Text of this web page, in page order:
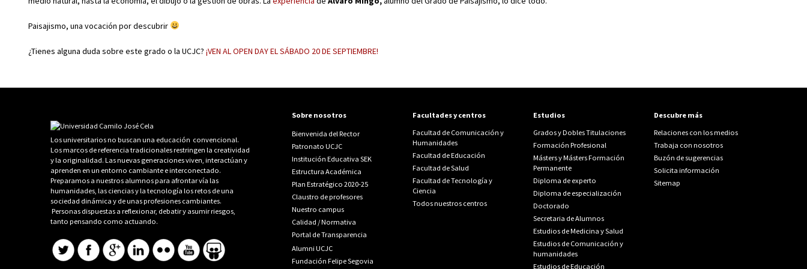
Paisajismo, una vocación por descubrir
¿Tienes alguna duda sobre este grado o la UCJC? ¡VEN AL OPEN DAY EL SÁBADO 20 DE SEPTIEMBRE!
Los universitarios no buscan una educación convencional.
Los marcos de referencia tradicionales restringen la creatividad
y la originalidad. Las nuevas generaciones viven, interactúan y
aprenden en un entorno cambiante e interconectado.
Preparamos a nuestros alumnos para afrontar vía las
humanidades, las ciencias y la tecnología los retos de una
sociedad dinámica y de unas profesiones cambiantes.
Personas dispuestas a reflexionar, debatir y asumir riesgos,
tanto pensando como actuando.
Sobre nosotros
Bienvenida del Rector
Patronato UCJC
Institución Educativa SEK
Estructura Académica
Plan Estratégico 2020-25
Claustro de profesores
Nuestro campus
Calidad /Normativa
Portal de Transparencia
Alumni UCJC
Fundación Felipe Segovia
Facultades y centros
Facultad de Comunicación y
Humanidades
Facultad de Educación
Facultad de Salud
Facultad de Tecnología y
Ciencia
Todos nuestros centros
Estudios
Grados y Dobles Titulaciones
Formación Profesional
Másters y Másters Formación
Permanente
Diploma de experto
Diploma de especialización
Doctorado
Secretaria de Alumnos
Estudios de Medicina y Salud
Estudios de Comunicación y
humanidades
Estudios de Educación
Descubre más
Relaciones con los medios
Trabaja con nosotros
Buzón de sugerencias
Solicita información
Sitemap